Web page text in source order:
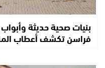
بنيات صحية حديثة
فراسن تكشف أعطاب